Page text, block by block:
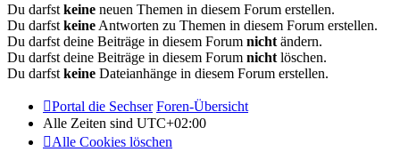
Du darfst keine neuen Themen in diesem Forum erstellen.
Du darfst keine Antworten zu Themen in diesem Forum erstellen.
Du darfst deine Beiträge in diesem Forum nicht ändern.
Du darfst deine Beiträge in diesem Forum nicht löschen.
Du darfst keine Dateianhänge in diesem Forum erstellen.
Portal die Sechser Foren-Übersicht
Alle Zeiten sind UTC+02:00
Alle Cookies löschen